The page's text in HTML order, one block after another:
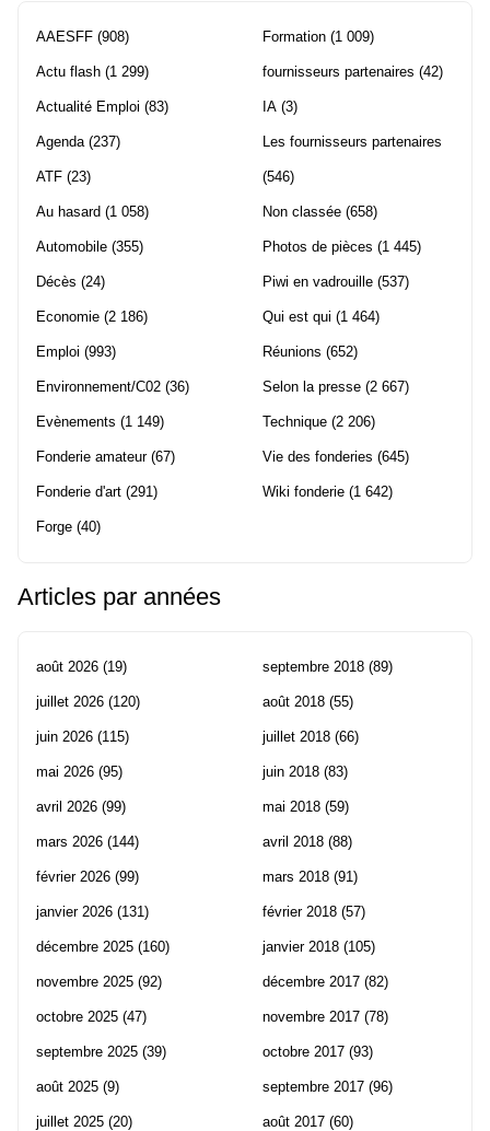
AAESFF (908)
Actu flash (1 299)
Actualité Emploi (83)
Agenda (237)
ATF (23)
Au hasard (1 058)
Automobile (355)
Décès (24)
Economie (2 186)
Emploi (993)
Environnement/C02 (36)
Evènements (1 149)
Fonderie amateur(67)
Fonderie d'art (291)
Forge (40)
Formation (1 009)
fournisseurs partenaires (42)
IA (3)
Les fournisseurs partenaires
(546)
Non classée (658)
Photos de pièces (1 445)
Piwi en vadrouille (537)
Qui est qui (1 464)
Réunions (652)
Selon la presse (2 667)
Technique (2 206)
Vie des fonderies (645)
Wiki fonderie (1 642)
Articles par années
août 2026 (19)
juillet 2026 (120)
juin 2026 (115)
mai 2026 (95)
avril 2026 (99)
mars 2026 (144)
février 2026 (99)
janvier 2026 (131)
décembre 2025 (160)
novembre 2025 (92)
octobre 2025 (47)
septembre 2025 (39)
août 2025 (9)
juillet 2025 (20)
septembre 2018 (89)
août 2018 (55)
juillet 2018 (66)
juin 2018 (83)
mai 2018 (59)
avril 2018 (88)
mars 2018 (91)
février 2018 (57)
janvier 2018 (105)
décembre 2017 (82)
novembre 2017 (78)
octobre 2017 (93)
septembre 2017 (96)
août 2017 (60)